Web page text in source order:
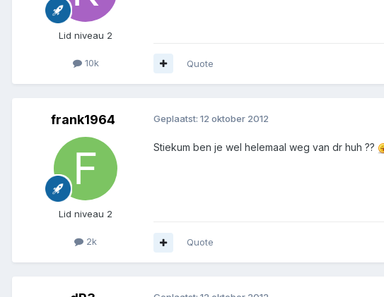
Lid niveau 2
10k Quote
frank1964
Lid niveau 2
2k
Geplaatst: 12 oktober 2012
Stiekum ben je wel helemaal weg van dr huh ??
Quote